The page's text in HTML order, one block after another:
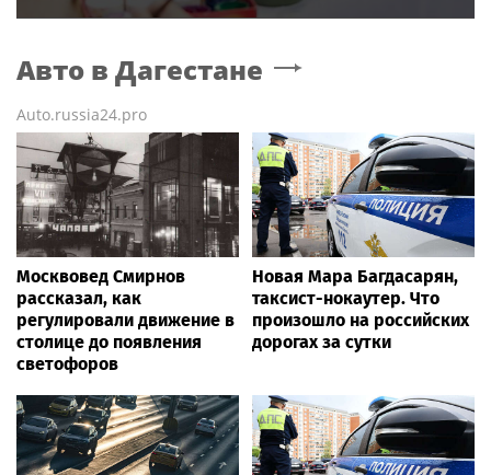
Авто в Дагестане
Auto.russia24.pro
Москвовед Смирнов
рассказал, как
регулировали движение в
столице до появления
светофоров
Новая Мара Багдасарян,
таксист-нокаутер. Что
произошло на российских
дорогах за сутки